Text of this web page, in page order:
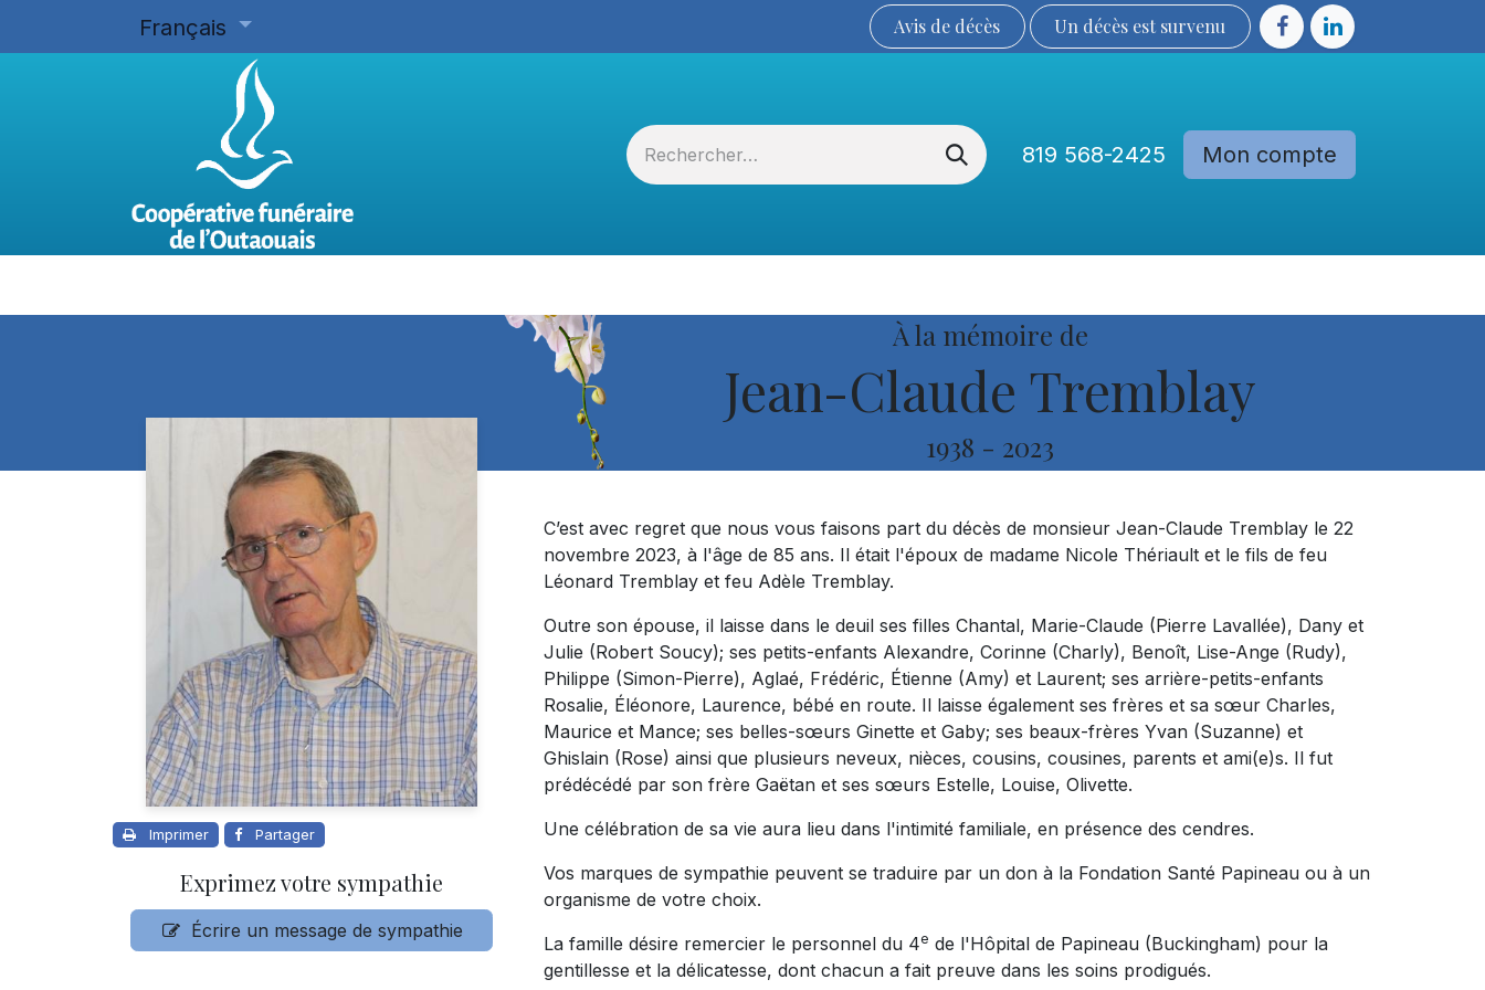
Français Avis de décès Un décès est sur​​​​​​​​ve​nu​​​​​​​​​​
819 568-2425 Mon compte
À la mémoire de
Jean-Claude Tremblay
1938 - 2023
Imprimer Partager
Exprimez votre sympathie
Écrire un message de sympathie
C’est avec regret que nous vous faisons part du décès de monsieur Jean-Claude Tremblay le 22
novembre 2023, à l'âge de 85 ans. Il était l'époux de madame Nicole Thériault et le fils de feu
Léonard Tremblay et feu Adèle Tremblay.
Outre son épouse, il laisse dans le deuil ses filles Chantal, Marie-Claude (Pierre Lavallée), Dany et
Julie (Robert Soucy); ses petits-enfants Alexandre, Corinne (Charly), Benoît, Lise-Ange (Rudy),
Philippe (Simon-Pierre), Aglaé, Frédéric, Étienne (Amy) et Laurent; ses arrière-petits-enfants
Rosalie, Éléonore, Laurence, bébé en route. Il laisse également ses frères et sa sœur Charles,
Maurice et Mance; ses belles-sœurs Ginette et Gaby; ses beaux-frères Yvan (Suzanne) et
Ghislain (Rose) ainsi que plusieurs neveux, nièces, cousins, cousines, parents et ami(e)s. Il fut
prédécédé par son frère Gaëtan et ses sœurs Estelle, Louise, Olivette.
Une célébration de sa vie aura lieu dans l'intimité familiale, en présence des cendres.
Vos marques de sympathie peuvent se traduire par un don à la Fondation Santé Papineau ou à un
organisme de votre choix.
La famille désire remercier le personnel du 4e de l'Hôpital de Papineau (Buckingham) pour la
gentillesse et la délicatesse, dont chacun a fait preuve dans les soins prodigués.